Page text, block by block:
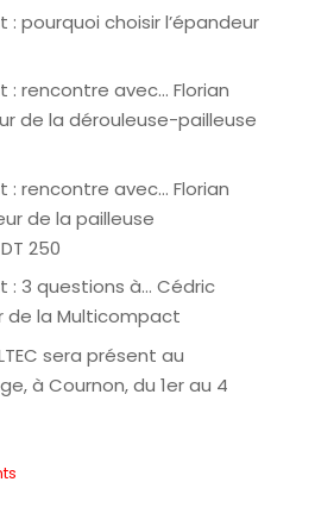
pourquoi choisir l’épandeur
rencontre avec… Florian
de la dérouleuse-pailleuse
rencontre avec… Florian
de la pailleuse
250
: 3 questions à… Cédric
de la Multicompact
sera présent au
à Cournon, du 1er au 4